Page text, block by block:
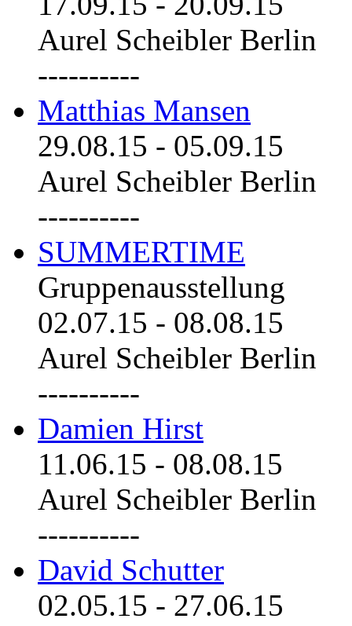
Aurel Scheibler Berlin
----------
Matthias Mansen
29.08.15 - 05.09.15
Aurel Scheibler Berlin
----------
SUMMERTIME
Gruppenausstellung
02.07.15 - 08.08.15
Aurel Scheibler Berlin
----------
Damien Hirst
11.06.15 - 08.08.15
Aurel Scheibler Berlin
----------
David Schutter
02.05.15 - 27.06.15